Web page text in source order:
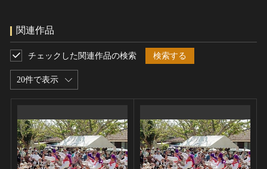
関連作品
20件で表示
チェックした関連作品の検索 検索する